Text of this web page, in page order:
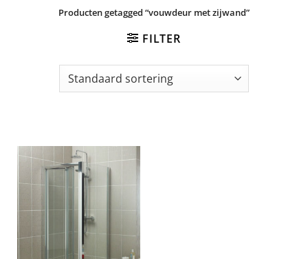
Producten getagged “vouwdeur met zijwand”
FILTER